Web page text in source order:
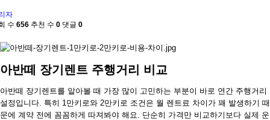
자
수 656 추천 수 0 댓글 0
아반떼 장기렌트 주행거리 비교
아반떼 장기렌트를 알아볼 때 가장 많이 고민하는 부분이 바로 연간 주행거리
설정입니다. 특히 1만키로와 2만키로 조건은 월 렌트료 차이가 꽤 발생하기 때
문에 계약 전에 꼼꼼하게 따져봐야 해요. 단순히 가격만 비교하기보다 실제 운